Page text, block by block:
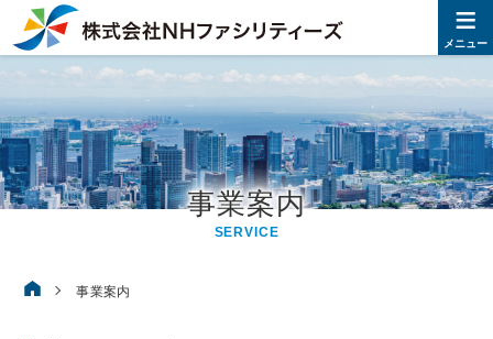
≡
メニュー
株
事業案内
SERVICE
株式会社NHファシリティーズ
事業案内